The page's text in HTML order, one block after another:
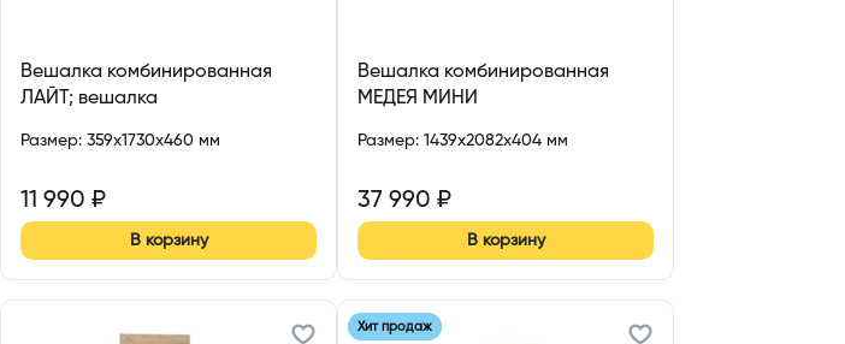
Вешалка комбинированная
ЛАЙТ; вешалка
Размер: 359x1730x460 мм
11 990 ₽
В корзину
Вешалка комбинированная
МЕДЕЯ МИНИ
Размер: 1439x2082x404 мм
37 990 ₽
В корзину
Хит продаж